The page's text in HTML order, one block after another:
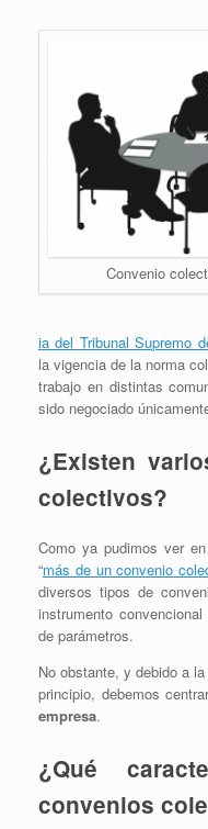
Convenio
ia del Tribunal Supremo
la vigencia de la norma
trabajo en distintas
sido negociado
¿Existen
colectivos?
Como ya pudimos ver
“más de un convenio
diversos tipos de
instrumento
de parámetros.
No obstante, y debido a
principio, debemos
empresa.
¿Qué
convenios